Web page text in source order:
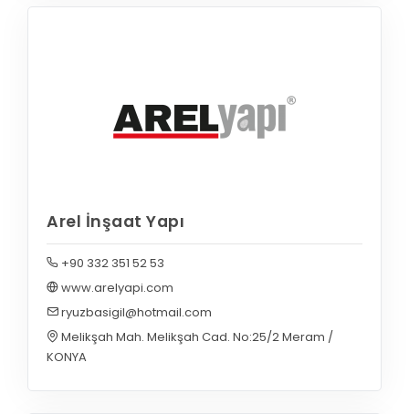
Arel İnşaat Yapı
+90 332 351 52 53
www.arelyapi.com
ryuzbasigil@hotmail.com
Melikşah Mah. Melikşah Cad. No:25/2 Meram /
KONYA